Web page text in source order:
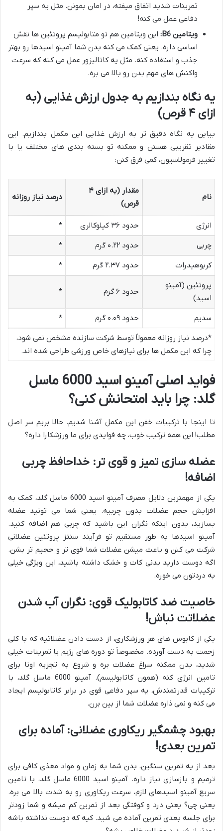
تمرینات شدید اتفاق میفته، در امان بمونن. مثل یه سپر
دفاعی عمل می کنه!
ویتامین B6:
این ویتامین هم تو متابولیسم پروتئین ها نقش
اساسی داره. یعنی کمک می کنه بدن شما آمینو اسیدها رو بهتر
جذب و استفاده کنه. مثل یه کاتالیزور عمل می کنه که سرعت
واکنش های مهم بدن رو بالا می بره.
یه نگاه بندازیم به جدول ارزش غذایی (به
ازای ۴ قرص)
بیاین یه نگاه دقیق تر به ارزش غذایی این مکمل بندازیم. این
مقادیر تقریبی هستن و ممکنه تو بسته بندی های مختلف یا با
تغییر فرمولاسیون، کمی فرق کنن:
نام
مقدار (به ازای ۴
قرص)
درصد نیاز روزانه
انرژی حدود ۳۶ کیلوکالری
*
چربی
حدود ۰.۲۲ گرم
*
کربوهیدرات
حدود ۲.۳۷ گرم
*
پروتئین (آمینو
اسید)
حدود ۶ گرم *
سدیم حدود ۰.۰۹ گرم
*
*درصد نیاز روزانه معمولاً توسط شرکت سازنده مشخص نمی شود،
چرا که این مکمل ها برای نیازهای خاص ورزشی طراحی شده اند.
فواید اصلی آمینو اسید 6000 ماسل
گلد: چرا باید امتحانش کنی؟
تا اینجا با ترکیبات خفن این مکمل آشنا شدیم. حالا بریم سر اصل
مطلب! این همه ترکیب خوب، چه فوایدی برای ما ورزشکارا داره؟
عضله سازی تمیز و قوی تر: خداحافظ چربی
اضافه!
یکی از مهمترین دلایل مصرف آمینو اسید 6000 ماسل گلد، کمک به
افزایش حجم عضلات بدون چربیه. یعنی شما می تونید عضله
بسازید، بدون اینکه نگران این باشید که چربی هم اضافه کنید.
آمینو اسیدها به طور مستقیم تو فرآیند سنتز پروتئین عضلانی
شرکت می کنن و باعث میشن عضلات شما قوی تر و حجیم تر بشن.
اگه دوست دارید بدنی کات و خشک داشته باشید، این ویژگی خیلی
به دردتون می خوره.
خاصیت ضد کاتابولیک قوی: نگران آب شدن
عضلاتت نباش!
یکی از کابوس های هر ورزشکاری، از دست دادن عضلاتیه که با کلی
زحمت به دست آورده. مخصوصاً تو دوره های رژیم یا تمرینات خیلی
شدید، بدن ممکنه سراغ عضلات بره و شروع به تجزیه اونا برای
تامین انرژی کنه (همون کاتابولیسم). آمینو 6000 ماسل گلد، با
ترکیبات قدرتمندش، یه سپر دفاعی قوی در برابر کاتابولیسم ایجاد
می کنه و نمی ذاره عضلات شما از بین برن.
بهبود چشمگیر ریکاوری عضلانی: آماده برای
تمرین بعدی!
بعد از یه تمرین سنگین، بدن شما به زمان و مواد مغذی کافی برای
ترمیم و بازسازی نیاز داره. آمینو اسید 6000 ماسل گلد، با تامین
سریع آمینو اسیدهای لازم، سرعت ریکاوری رو به شدت بالا می بره.
یعنی چی؟ یعنی درد و کوفتگی بعد از تمرین کم میشه و شما زودتر
برای جلسه بعدی تمرین آماده می شید. کیه که دوست نداشته باشه